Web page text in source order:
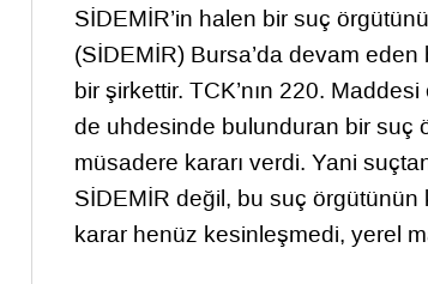
SİDEMİR’in halen bir suç
(SİDEMİR) Bursa’da devam
bir şirkettir. TCK’nın 220.
de uhdesinde bulunduran bir suç
müsadere kararı verdi. Yani
SİDEMİR değil, bu suç örgütünün
karar henüz kesinleşmedi, yerel